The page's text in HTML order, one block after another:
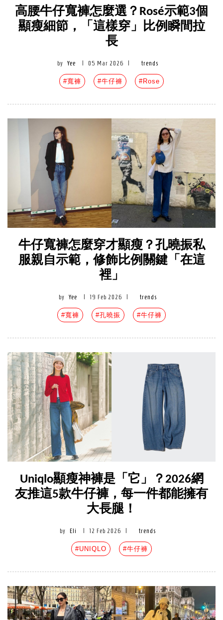
高腰牛仔寬褲怎麼選？Rosé示範3個
顯瘦細節，「這樣穿」比例瞬間拉
長
by Yee 05 Mar 2026 trends
#寬褲 #牛仔褲 #Rose
牛仔寬褲怎麼穿才顯瘦？孔曉振私
服親自示範，修飾比例關鍵「在這
裡」
by Yee 19 Feb 2026 trends
#寬褲 #孔曉振 #牛仔褲
Uniqlo顯瘦神褲是「它」？2026網
友推這5款牛仔褲，每一件都能擁有
大長腿！
by Eli 12 Feb 2026 trends
#UNIQLO #牛仔褲